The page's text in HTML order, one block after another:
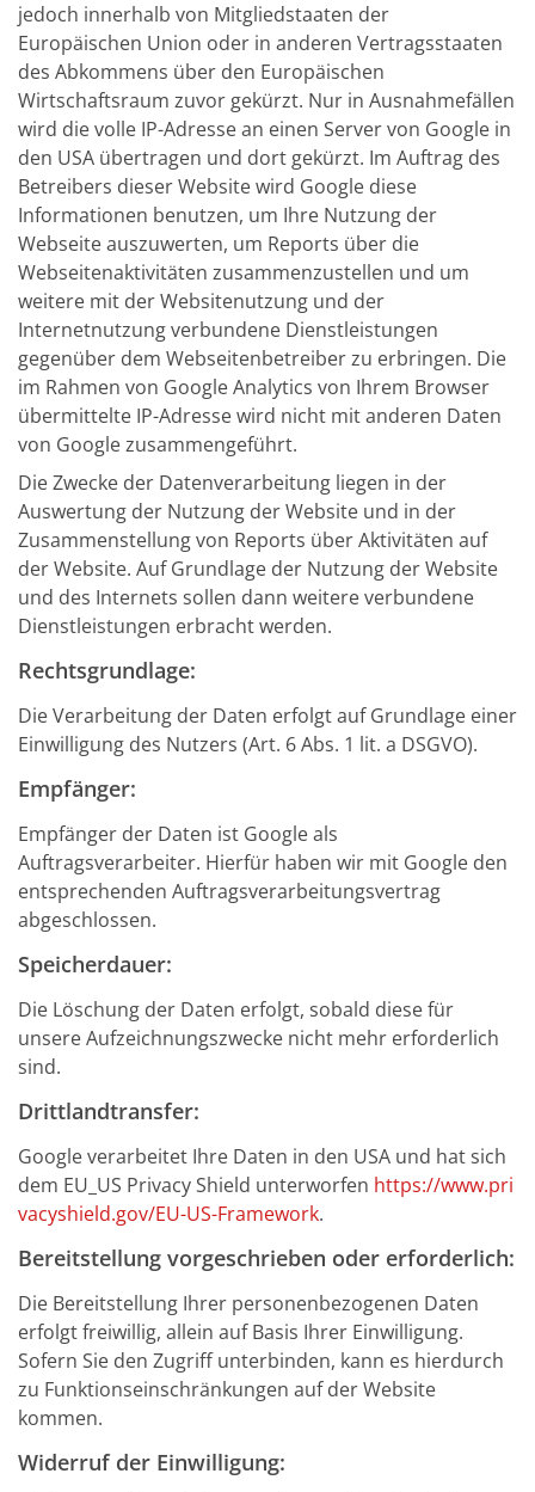
jedoch innerhalb von Mitgliedstaaten der
Europäischen Union oder in anderen Vertragsstaaten
des Abkommens über den Europäischen
Wirtschaftsraum zuvor gekürzt. Nur in Ausnahmefällen
wird die volle IP-Adresse an einen Server von Google in
den USA übertragen und dort gekürzt. Im Auftrag des
Betreibers dieser Website wird Google diese
Informationen benutzen, um Ihre Nutzung der
Webseite auszuwerten, um Reports über die
Webseitenaktivitäten zusammenzustellen und um
weitere mit der Websitenutzung und der
Internetnutzung verbundene Dienstleistungen
gegenüber dem Webseitenbetreiber zu erbringen. Die
im Rahmen von Google Analytics von Ihrem Browser
übermittelte IP-Adresse wird nicht mit anderen Daten
von Google zusammengeführt.
Die Zwecke der Datenverarbeitung liegen in der
Auswertung der Nutzung der Website und in der
Zusammenstellung von Reports über Aktivitäten auf
der Website. Auf Grundlage der Nutzung der Website
und des Internets sollen dann weitere verbundene
Dienstleistungen erbracht werden.
Rechtsgrundlage:
Die Verarbeitung der Daten erfolgt auf Grundlage einer
Einwilligung des Nutzers (Art. 6 Abs. 1 lit. a DSGVO).
Empfänger:
Empfänger der Daten ist Google als
Auftragsverarbeiter. Hierfür haben wir mit Google den
entsprechenden Auftragsverarbeitungsvertrag
abgeschlossen.
Speicherdauer:
Die Löschung der Daten erfolgt, sobald diese für
unsere Aufzeichnungszwecke nicht mehr erforderlich
sind.
Drittlandtransfer:
Google verarbeitet Ihre Daten in den USA und hat sich
dem EU_US Privacy Shield unterworfen https://www.pri
vacyshield.gov/EU-US-Framework.
Bereitstellung vorgeschrieben oder erforderlich:
Die Bereitstellung Ihrer personenbezogenen Daten
erfolgt freiwillig, allein auf Basis Ihrer Einwilligung.
Sofern Sie den Zugriff unterbinden, kann es hierdurch
zu Funktionseinschränkungen auf der Website
kommen.
Widerruf der Einwilligung: